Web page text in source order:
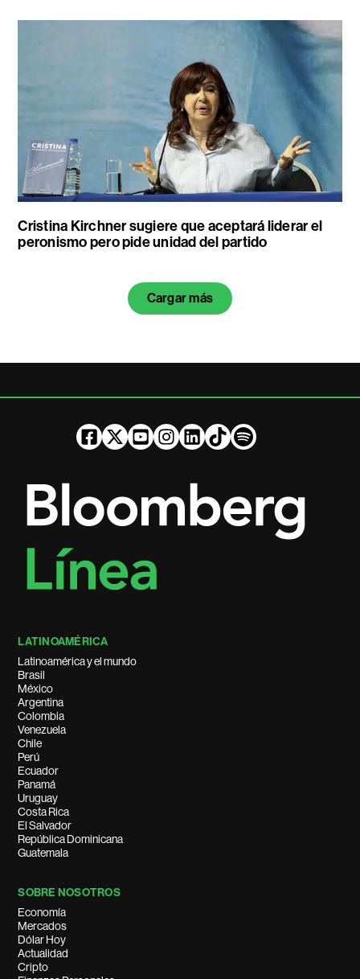
Cristina Kirchner sugiere que aceptará liderar el
peronismo pero pide unidad del partido
Cargar más
LATINOAMÉRICA
Latinoamérica y el mundo
Brasil
México
Argentina
Colombia
Venezuela
Chile
Perú
Ecuador
Panamá
Uruguay
Costa Rica
El Salvador
República Dominicana
Guatemala
SOBRE NOSOTROS
Economía
Mercados
Dólar Hoy
Actualidad
Cripto